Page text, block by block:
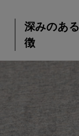
深みのあ
徴